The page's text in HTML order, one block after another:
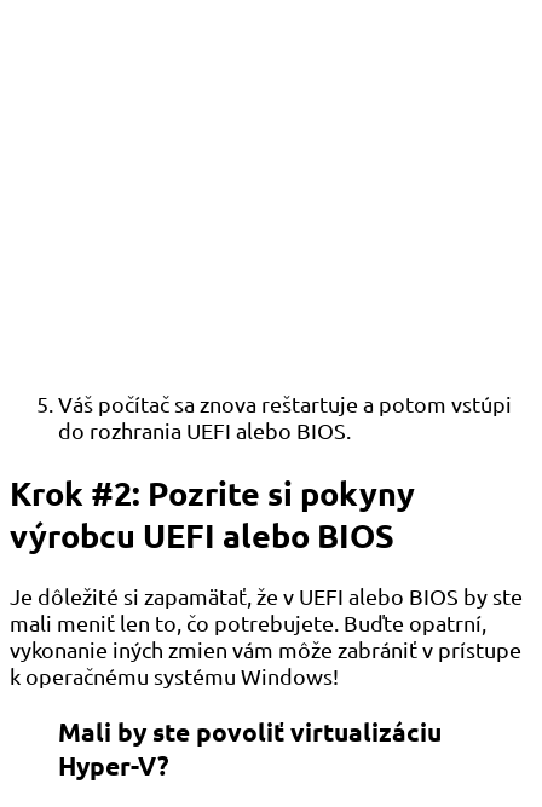
Váš počítač sa znova reštartuje a potom vstúpi
do rozhrania UEFI alebo BIOS.
Krok #2: Pozrite si pokyny
výrobcu UEFI alebo BIOS
Je dôležité si zapamätať, že v UEFI alebo BIOS by ste
mali meniť len to, čo potrebujete. Buďte opatrní,
vykonanie iných zmien vám môže zabrániť v prístupe
k operačnému systému Windows!
Mali by ste povoliť virtualizáciu
Hyper-V?